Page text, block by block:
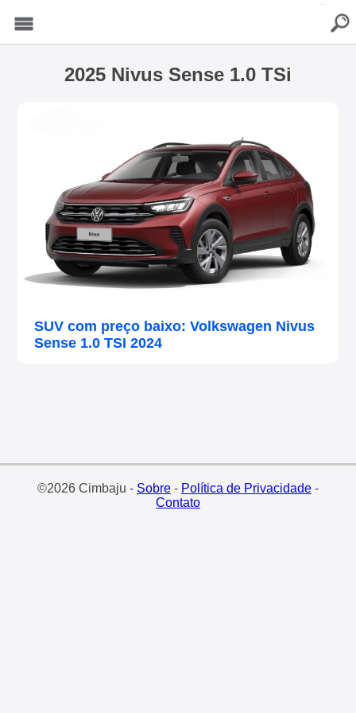
2025 Nivus Sense 1.0 TSi
SUV com preço baixo: Volkswagen Nivus
Sense 1.0 TSI 2024
©2026 Cimbaju - Sobre- Política de Privacidade-
Contato